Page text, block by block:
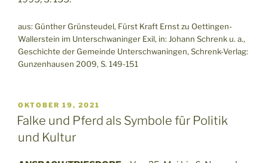
aus: Günther Grünsteudel, Fürst Kraft Ernst zu Oettingen-
Wallerstein im Unterschwaninger Exil, in: Johann Schrenk u. a.,
Geschichte der Gemeinde Unterschwaningen, Schrenk-Verlag:
Gunzenhausen 2009, S. 149-151
VERÖFFENTLICHT
AM
OKTOBER 19, 2021
Falke und Pferd als Symbole für Politik
und Kultur